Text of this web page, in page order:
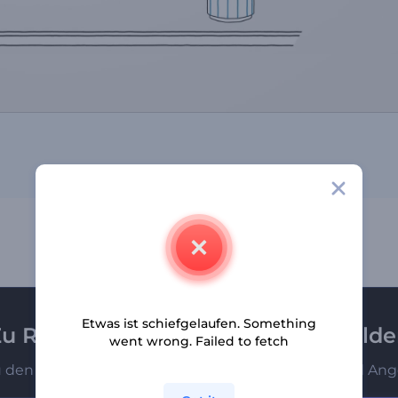
Renderforest-Newsletter
den Ersten, die unsere neuesten Nachrichten und
Etwas ist schiefgelaufen. Something
went wrong. Failed to fetch